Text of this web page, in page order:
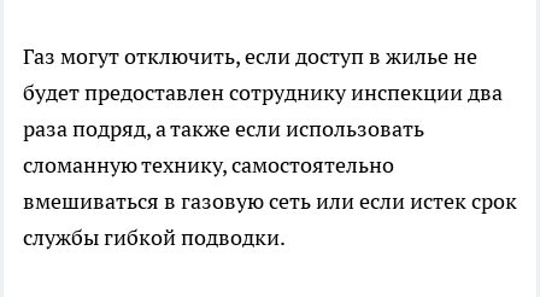
Газ могут отключить, если доступ в жилье не
будет предоставлен сотруднику инспекции два
раза подряд, а также если использовать
сломанную технику, самостоятельно
вмешиваться в газовую сеть или если истек срок
службы гибкой подводки.